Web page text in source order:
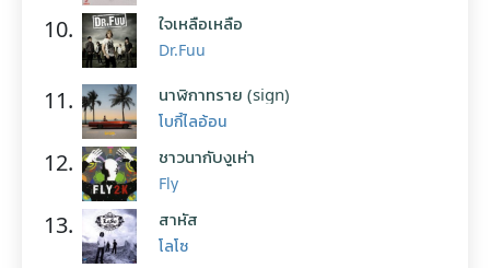
10. ใจเหลือเหลือ
Dr.Fuu
11. นาฬิกาทราย (sign)
โบกี้ไลอ้อน
12. ชาวนากับงูเห่า
Fly
13. สาหัส
โลโซ